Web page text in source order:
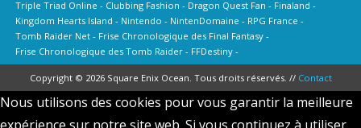
Triple Triad Online
Clubbing Fashion Dragon Quest Fan
Finaland
Kingdom Hearts Island
Nintendo NintenDomaine
RPG France
Tomb Raider Net
Frise Chronologique des Final Fantasy
Frise Chronologique des Tomb Raider
FFDestiny
Copyright © 2026 Square Enix Ocean. Tous droits réservés. // Contact
Nous utilisons des cookies pour vous garantir la meilleure